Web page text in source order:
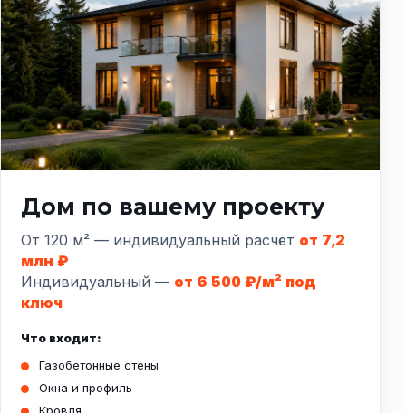
Дом по вашему проекту
От 120 м² — индивидуальный расчёт от 7,2
млн ₽
Индивидуальный — от 6 500 ₽/м² под
ключ
Что входит:
Газобетонные стены
Окна и профиль